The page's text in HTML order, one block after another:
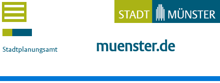
Stadtplanungsamt muenster.de